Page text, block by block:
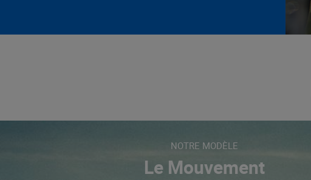
NOTRE MODÈLE
Le Mouvement